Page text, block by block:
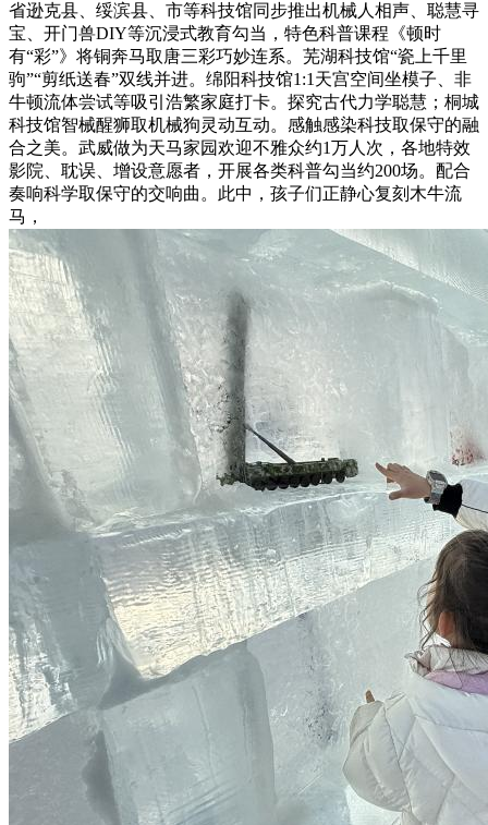
省逊克县、绥滨县、市等科技馆同步推出机械人相声、聪慧寻
宝、开门兽DIY等沉浸式教育勾当，特色科普课程《顿时
有“彩”》将铜奔马取唐三彩巧妙连系。芜湖科技馆“瓷上千里
驹”“剪纸送春”双线并进。绵阳科技馆1:1天宫空间坐模子、非
牛顿流体尝试等吸引浩繁家庭打卡。探究古代力学聪慧；桐城
科技馆智械醒狮取机械狗灵动互动。感触感染科技取保守的融
合之美。武威做为天马家园欢迎不雅众约1万人次，各地特效
影院、耽误、增设意愿者，开展各类科普勾当约200场。配合
奏响科学取保守的交响曲。此中，孩子们正静心复刻木牛流
马，